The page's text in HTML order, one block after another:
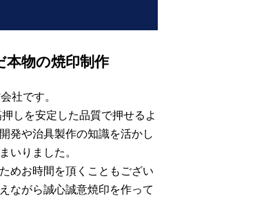
本物の焼印制作
社です。
しを安定した品質で押せるよ
発や治具製作の知識を活かし
いりました。
めお時間を頂くこともござい
ながら誠心誠意焼印を作って